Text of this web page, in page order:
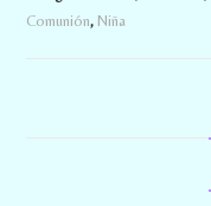
Comunión, Niña